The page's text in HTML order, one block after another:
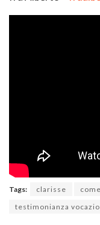
Tags: clarisse
testimonianza